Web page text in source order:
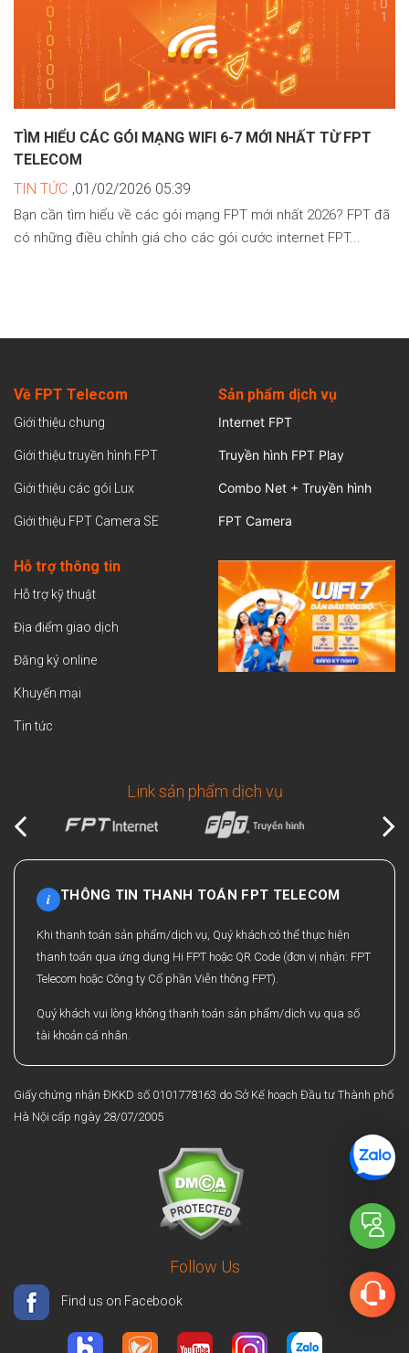
TÌM HIỂU CÁC GÓI MẠNG WIFI 6-7 MỚI NHẤT TỪ FPT
TELECOM
TIN TỨC ,01/02/2026 05:39
Bạn cần tìm hiểu về các gói mạng FPT mới nhất 2026? FPT đã
có những điều chỉnh giá cho các gói cước internet FPT...
Về FPT Telecom
Giới thiệu chung
Giới thiệu truyền hình FPT
Giới thiệu các gói Lux
Giới thiệu FPT Camera SE
Sản phẩm dịch vụ
Internet FPT
Truyền hình FPT Play
Combo Net + Truyền hình
FPT Camera
Hỗ trợ thông tin
Hỗ trợ kỹ thuật
Địa điểm giao dịch
Đăng ký online
Khuyến mại
Tin tức
Follow Us
Find us on Facebook
Link sản phẩm dịch vụ
i THÔNG TIN THANH TOÁN FPT TELECOM
Khi thanh toán sản phẩm/dịch vụ, Quý khách có thể thực hiện
thanh toán qua ứng dụng Hi FPT hoặc QR Code (đơn vị nhận: FPT
Telecom hoặc Công ty Cổ phần Viễn thông FPT).
Quý khách vui lòng không thanh toán sản phẩm/dịch vụ qua số
tài khoản cá nhân.
Giấy chứng nhận ĐKKD số 0101778163 do Sở Kế hoạch Đầu tư Thành phố
Hà Nội cấp ngày 28/07/2005